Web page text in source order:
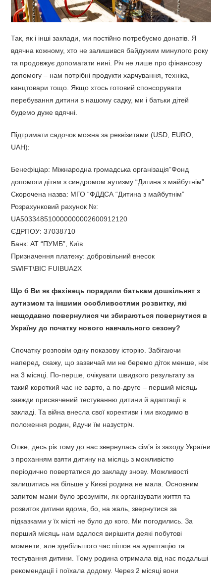
Так, як і інші заклади, ми постійно потребуємо донатів. Я
вдячна кожному, хто не залишився байдужим минулого року
та продовжує допомагати нині. Річ не лише про фінансову
допомогу – нам потрібні продукти харчування, техніка,
канцтовари тощо. Якщо хтось готовий спонсорувати
перебування дитини в нашому садку, ми і батьки дітей
будемо дуже вдячні.
Підтримати садочок можна за реквізитами (USD, EURO,
UAH):
Бенефіціар: Міжнародна громадська організація”Фонд
допомоги дітям з синдромом аутизму “Дитина з майбутнім”
Скорочена назва: МГО “ФДДСА “Дитина з майбутнім”
Розрахунковий рахунок №:
UA503348510000000002600912120
ЄДРПОУ: 37038710
Банк: АТ “ПУМБ”, Київ
Призначення платежу: добровільний внесок
SWIFT\BIC FUIBUA2X
Що б Ви як фахівець порадили батькам дошкільнят з
аутизмом та іншими особливостями розвитку, які
нещодавно повернулися чи збираються повернутися в
Україну до початку нового навчального сезону?
Спочатку розповім одну показову історію. Забігаючи
наперед, скажу, що зазвичай ми не беремо діток менше, ніж
на 3 місяці. По-перше, очікувати швидкого результату за
такий короткий час не варто, а по-друге – перший місяць
завжди присвячений тестуванню дитини й адаптації в
закладі. Та війна внесла свої корективи і ми входимо в
положення родин, йдучи їм назустріч.
Отже, десь рік тому до нас звернулась сім’я із заходу України
з проханням взяти дитину на місяць з можливістю
періодично повертатися до закладу знову. Можливості
залишитись на більше у Києві родина не мала. Основним
запитом мами було зрозуміти, як організувати життя та
розвиток дитини вдома, бо, на жаль, звернутися за
підказками у їх місті не було до кого. Ми погодились. За
перший місяць нам вдалося вирішити деякі побутові
моменти, але здебільшого час пішов на адаптацію та
тестування дитини. Тому родина отримала від нас подальші
рекомендації і поїхала додому. Через 2 місяці вони